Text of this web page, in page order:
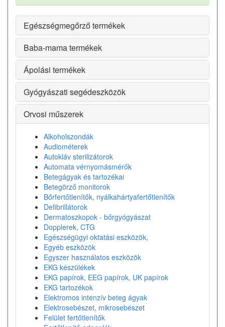
Egészségmegőrző termékek
Baba-mama termékek
Ápolási termékek
Gyógyászati segédeszközök
Orvosi műszerek
Alkoholszondák
Audiométerek
Autokláv sterilizátorok
Automata vérnyomásmérők
Betegágyak és tartozékai
Betegörző monitorok
Bőrfertőtlenítők, nyálkahártyafertőtlenítők
Defibrillátorok
Dermatoszkopok - bőrgyógyászat
Dopplerek, CTG
Egészségügyi oktatási eszközök,
Egyéb eszközök
Egyszer használatos eszközök
EKG készülékek
EKG papírok, EEG papírok, UK papírok
EKG tartozékok
Elektromos intenzív beteg ágyak
Elektrosebészet, mikrosebészet
Felület fertőtlenítők